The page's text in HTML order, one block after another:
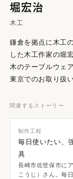
堀宏治
木工
鎌倉を拠点に木工
した木工作家の堀
木のテーブルウェ
東京でのお取り扱
関連するストーリー
制作工程
毎日使いたい、
具
長崎市佐世保市に
こうじ）さん。毎